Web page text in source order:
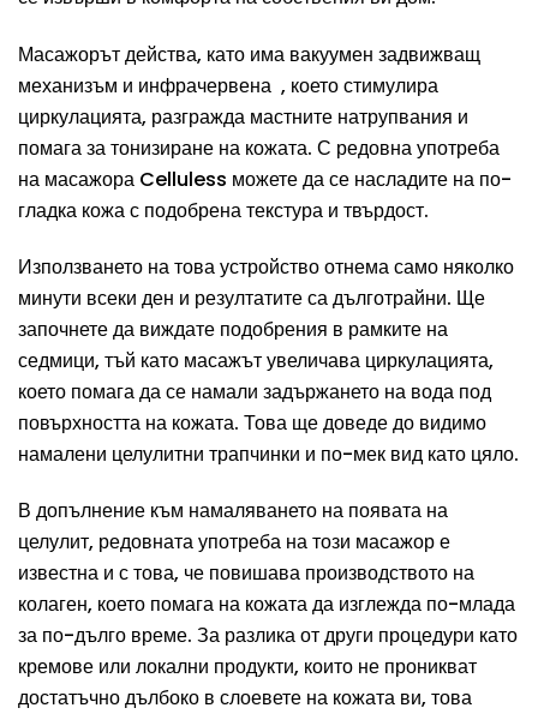
Масажорът действа, като има вакуумен задвижващ
механизъм и инфрачервена , което стимулира
циркулацията, разгражда мастните натрупвания и
помага за тонизиране на кожата. С редовна употреба
на масажора Celluless можете да се насладите на по-
гладка кожа с подобрена текстура и твърдост.
Използването на това устройство отнема само няколко
минути всеки ден и резултатите са дълготрайни. Ще
започнете да виждате подобрения в рамките на
седмици, тъй като масажът увеличава циркулацията,
което помага да се намали задържането на вода под
повърхността на кожата. Това ще доведе до видимо
намалени целулитни трапчинки и по-мек вид като цяло.
В допълнение към намаляването на появата на
целулит, редовната употреба на този масажор е
известна и с това, че повишава производството на
колаген, което помага на кожата да изглежда по-млада
за по-дълго време. За разлика от други процедури като
кремове или локални продукти, които не проникват
достатъчно дълбоко в слоевете на кожата ви, това